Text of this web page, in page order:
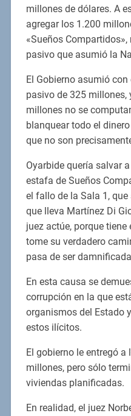
millones de dólares. A
agregar los 1.200
«Sueños
pasivo que asumió la
El Gobierno asumió
pasivo de 325 millones,
millones no se
blanquear todo el
que no son
Oyarbide quería salvar
estafa de Sueños
el fallo de la Sala 1,
que lleva Martínez Di
juez actúe, porque
tome su verdadero
pasa de ser
En esta causa se
corrupción en la que
organismos del Estado
estos ilícitos.
El gobierno le entregó
millones, pero sólo
viviendas planificadas.
En realidad, el juez